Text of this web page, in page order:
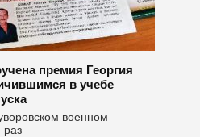
премия Георгия
в учебе
военном
раз